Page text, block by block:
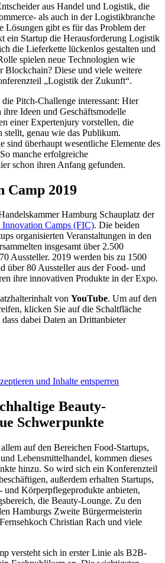
aus Handel und Logistik, die
als auch in der Logistikbranche
Lösungen gibt es für das Problem der
ein Startup die Herausforderung Logistik
die Lieferkette lückenlos gestalten und
spielen neue Technologien wie
Blockchain? Diese und viele weitere
„Logistik der Zukunft“.
Pitch-Challenge interessant: Hier
Ideen und Geschäftsmodelle
einer Expertenjury vorstellen, die
stellt, genau wie das Publikum.
sind überhaupt wesentliche Elemente des
manche erfolgreiche
schon ihren Anfang gefunden.
Camp 2019
Hamburg Schauplatz der
Innovation Camps (FIC). Die beiden
organisierten Veranstaltungen in den
insgesamt über 2.500
Aussteller. 2019 werden bis zu 1500
über 80 Aussteller aus der Food- und
ihre innovativen Produkte in der Expo.
von YouTube. Um auf den
klicken Sie auf die Schaltfläche
dabei Daten an Drittanbieter
und Inhalte entsperren
Beauty-
Schwerpunkte
auf den Bereichen Food-Startups,
Lebensmittelhandel, kommen dieses
hinzu. So wird sich ein Konferenzteil
außerdem erhalten Startups,
und Körperpflegeprodukte anbieten,
die Beauty-Lounge. Zu den
Hamburgs Zweite Bürgermeisterin
Christian Rach und viele
versteht sich in erster Linie als B2B-